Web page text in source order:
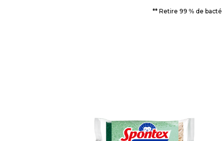
** Retire 99 % de